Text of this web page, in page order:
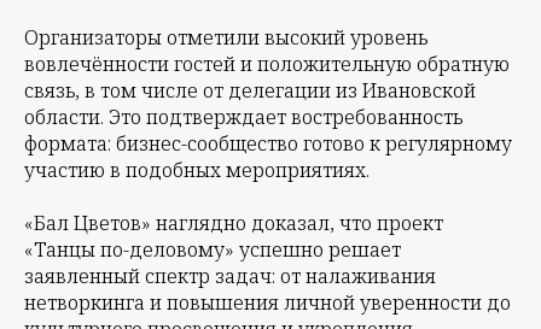
Организаторы отметили высокий уровень
вовлечённости гостей и положительную обратную
связь, в том числе от делегации из Ивановской
области. Это подтверждает востребованность
формата: бизнес-сообщество готово к регулярному
участию в подобных мероприятиях.
«Бал Цветов» наглядно доказал, что проект
«Танцы по-деловому» успешно решает
заявленный спектр задач: от налаживания
нетворкинга и повышения личной уверенности до